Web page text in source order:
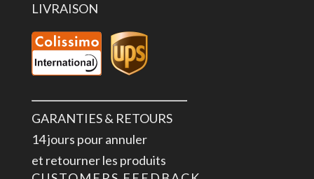
LIVRAISON
GARANTIES & RETOURS
14 jours pour annuler
et retourner les produits